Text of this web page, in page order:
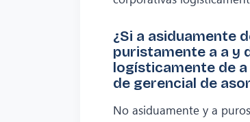
¿Si a asiduamente
puristamente a a y
logísticamente de
de gerencial de
No asiduamente y a